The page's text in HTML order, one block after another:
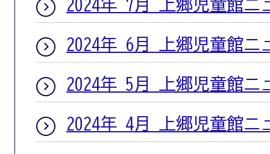
2024年 7月 上郷児童館ニ
2024年 6月 上郷児童館ニ
2024年 5月 上郷児童館ニ
2024年 4月 上郷児童館ニ